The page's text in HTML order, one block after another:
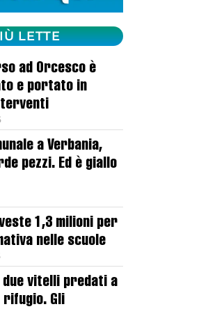
LETTE
ad Orcesco è
e portato in
a Verbania,
pezzi. Ed è giallo
1,3 milioni per
nelle scuole
due vitelli predati a
rifugio. Gli